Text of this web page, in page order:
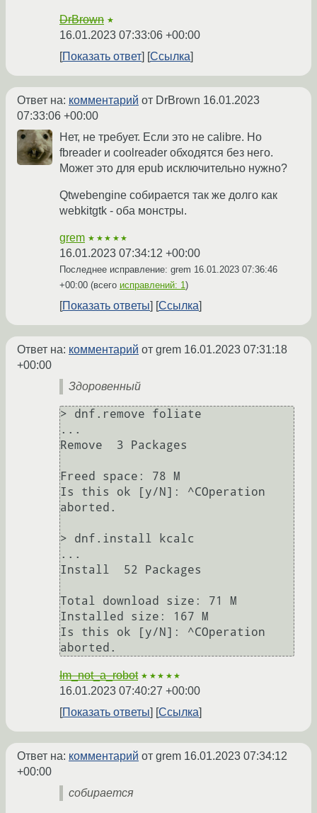
DrBrown ★
16.01.2023 07:33:06 +00:00
Показать ответ
Ссылка
Ответ на: комментарий от DrBrown 16.01.2023
07:33:06 +00:00
Нет, не требует. Если это не calibre. Но
fbreader и coolreader обходятся без него.
Может это для epub исключительно нужно?
Qtwebengine собирается так же долго как
webkitgtk - оба монстры.
grem ★★★★★
16.01.2023 07:34:12 +00:00
Последнее исправление: grem 16.01.2023 07:36:46
+00:00 (всего исправлений: 1)
Показать ответы Ссылка
Ответ на: комментарий от grem 16.01.2023 07:31:18
+00:00
Здоровенный
> dnf.remove foliate
...
Remove  3 Packages
Freed space: 78 M
Is this ok [y/N]: ^COperation
aborted.
> dnf.install kcalc
...
Install  52 Packages
Total download size: 71 M
Installed size: 167 M
Is this ok [y/N]: ^COperation
Im_not_a_robot ★★★★★
16.01.2023 07:40:27 +00:00
Показать ответы
Ссылка
Ответ на: комментарий от grem 16.01.2023 07:34:12
+00:00
собирается